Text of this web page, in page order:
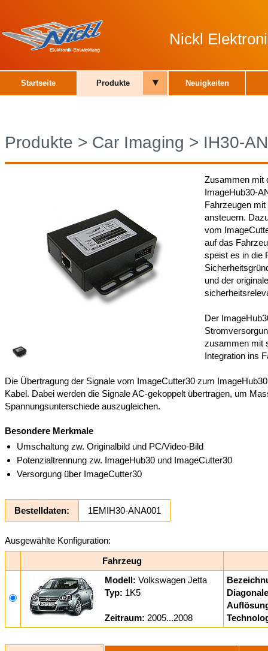
Nickl
Startseite Produkte ▾ Neuigkeiten
Produkte > Car Imaging > IH30-
Zusammen mit
ImageHub30-
Fahrzeugen
ansteuern.
vom
auf das
speist es in die
und der
Der
zusammen mit
Integration ins
Die Übertragung der Signale vom ImageCutter30 zum
Kabel. Dabei werden die Signale AC-gekoppelt übertragen, um
Spannungsunterschiede auszugleichen.
Besondere Merkmale
Umschaltung zw. Originalbild und PC/Video-Bild
Potenzialtrennung zw. ImageHub30 und ImageCutter30
Versorgung über ImageCutter30
Bestelldaten: 1EMIH30-ANA001
Ausgewählte Konfiguration:
Fahrzeug
Modell: Volkswagen Jetta
Typ: 1K5
Zeitraum: 2005...2008